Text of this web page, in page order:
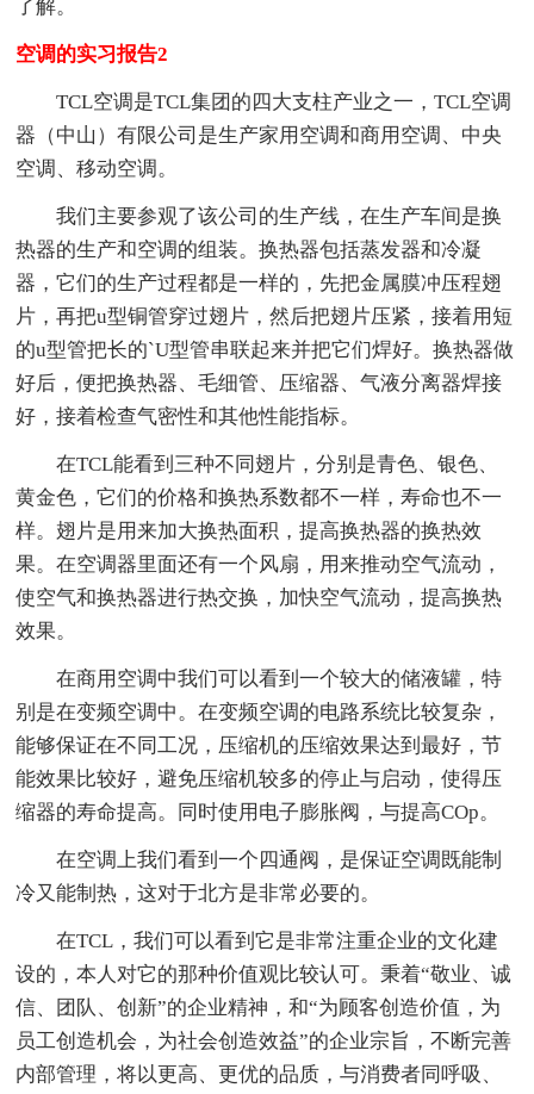
了解。
空调的实习报告2
TCL空调是TCL集团的四大支柱产业之一，TCL空调
器（中山）有限公司是生产家用空调和商用空调、中央
空调、移动空调。
我们主要参观了该公司的生产线，在生产车间是换
热器的生产和空调的组装。换热器包括蒸发器和冷凝
器，它们的生产过程都是一样的，先把金属膜冲压程翅
片，再把u型铜管穿过翅片，然后把翅片压紧，接着用短
的u型管把长的`U型管串联起来并把它们焊好。换热器做
好后，便把换热器、毛细管、压缩器、气液分离器焊接
好，接着检查气密性和其他性能指标。
在TCL能看到三种不同翅片，分别是青色、银色、
黄金色，它们的价格和换热系数都不一样，寿命也不一
样。翅片是用来加大换热面积，提高换热器的换热效
果。在空调器里面还有一个风扇，用来推动空气流动，
使空气和换热器进行热交换，加快空气流动，提高换热
效果。
在商用空调中我们可以看到一个较大的储液罐，特
别是在变频空调中。在变频空调的电路系统比较复杂，
能够保证在不同工况，压缩机的压缩效果达到最好，节
能效果比较好，避免压缩机较多的停止与启动，使得压
缩器的寿命提高。同时使用电子膨胀阀，与提高COp。
在空调上我们看到一个四通阀，是保证空调既能制
冷又能制热，这对于北方是非常必要的。
在TCL，我们可以看到它是非常注重企业的文化建
设的，本人对它的那种价值观比较认可。秉着“敬业、诚
信、团队、创新”的企业精神，和“为顾客创造价值，为
员工创造机会，为社会创造效益”的企业宗旨，不断完善
内部管理，将以更高、更优的品质，与消费者同呼吸、